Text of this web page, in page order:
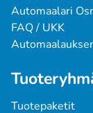
Automaalari
FAQ / UKK
Tuotepaketit